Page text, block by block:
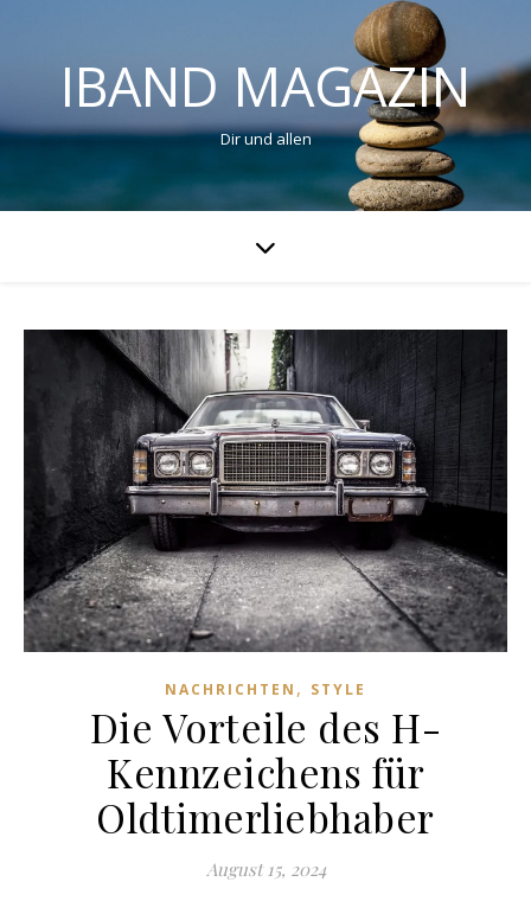
IBAND MAGAZIN
Dir und allen
NACHRICHTEN , STYLE
Die Vorteile des H-
Kennzeichens für
Oldtimerliebhaber
August 15, 2024